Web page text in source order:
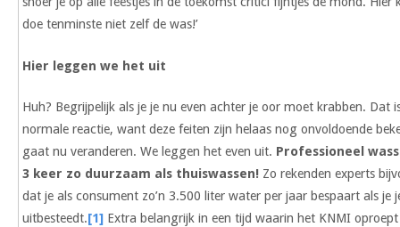
doe tenminste niet zelf de was!’
Hier leggen we het uit
Huh? Begrijpelijk als je je nu even achter je oor moet krabben. Dat
normale reactie, want deze feiten zijn helaas nog onvoldoende
gaat nu veranderen. We leggen het even uit. Professioneel
3 keer zo duurzaam als thuiswassen! Zo rekenden experts
dat je als consument zo’n 3.500 liter water per jaar bespaart als je
uitbesteedt.[1] Extra belangrijk in een tijd waarin het KNMI